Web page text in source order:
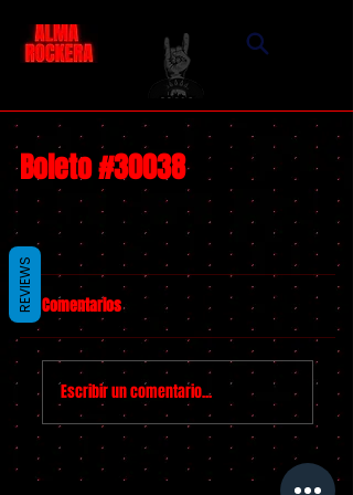
Boleto #30038
Comentarios
Escribir un comentario...
REVIEWS